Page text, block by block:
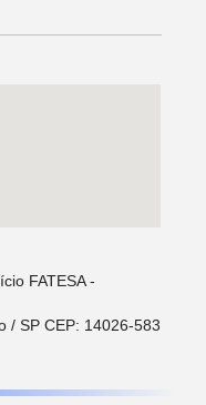
FATESA -
/ SP CEP: 14026-583